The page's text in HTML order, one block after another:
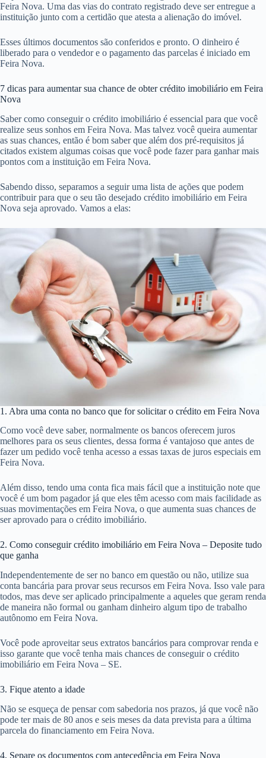
Feira Nova. Uma das vias do contrato registrado deve ser entregue a
instituição junto com a certidão que atesta a alienação do imóvel.
Esses últimos documentos são conferidos e pronto. O dinheiro é
liberado para o vendedor e o pagamento das parcelas é iniciado em
Feira Nova.
7 dicas para aumentar sua chance de obter crédito imobiliário em Feira
Nova
Saber como conseguir o crédito imobiliário é essencial para que você
realize seus sonhos em Feira Nova. Mas talvez você queira aumentar
as suas chances, então é bom saber que além dos pré-requisitos já
citados existem algumas coisas que você pode fazer para ganhar mais
pontos com a instituição em Feira Nova.
Sabendo disso, separamos a seguir uma lista de ações que podem
contribuir para que o seu tão desejado crédito imobiliário em Feira
Nova seja aprovado. Vamos a elas:
1. Abra uma conta no banco que for solicitar o crédito em Feira Nova
Como você deve saber, normalmente os bancos oferecem juros
melhores para os seus clientes, dessa forma é vantajoso que antes de
fazer um pedido você tenha acesso a essas taxas de juros especiais em
Feira Nova.
Além disso, tendo uma conta fica mais fácil que a instituição note que
você é um bom pagador já que eles têm acesso com mais facilidade as
suas movimentações em Feira Nova, o que aumenta suas chances de
ser aprovado para o crédito imobiliário.
2. Como conseguir crédito imobiliário em Feira Nova – Deposite tudo
que ganha
Independentemente de ser no banco em questão ou não, utilize sua
conta bancária para provar seus recursos em Feira Nova. Isso vale para
todos, mas deve ser aplicado principalmente a aqueles que geram renda
de maneira não formal ou ganham dinheiro algum tipo de trabalho
autônomo em Feira Nova.
Você pode aproveitar seus extratos bancários para comprovar renda e
isso garante que você tenha mais chances de conseguir o crédito
imobiliário em Feira Nova – SE.
3. Fique atento a idade
Não se esqueça de pensar com sabedoria nos prazos, já que você não
pode ter mais de 80 anos e seis meses da data prevista para a última
parcela do financiamento em Feira Nova.
4. Separe os documentos com antecedência em Feira Nova